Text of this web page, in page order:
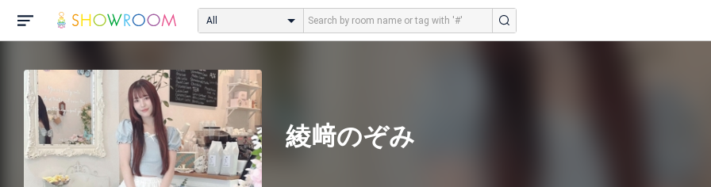
All
綾﨑のぞみ